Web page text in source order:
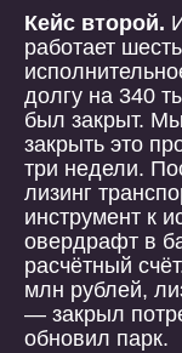
Кейс второй.
работает
долгу на 340
был закрыт.
закрыть это
три недели.
лизинг
инструмент к
овердрафт в
расчётный
млн рублей,
— закрыл
обновил парк.